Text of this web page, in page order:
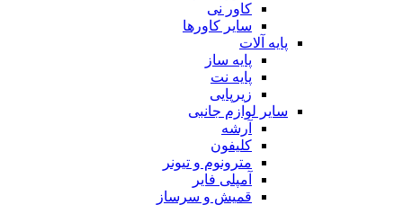
کاور نی
سایر کاورها
پایه آلات
پایه ساز
پایه نت
زیرپایی
سایر لوازم جانبی
آرشه
کلیفون
مترونوم و تیونر
آمپلی فایر
قمیش و سرساز